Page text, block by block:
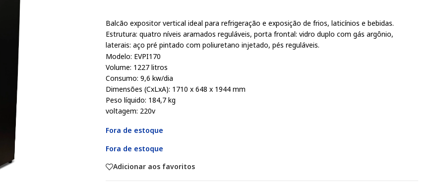
Balcão expositor vertical ideal para refrigeração e exposição de frios, laticínios e bebidas.
Estrutura: quatro níveis aramados reguláveis, porta frontal: vidro duplo com gás argônio,
laterais: aço pré pintado com poliuretano injetado, pés reguláveis.
Modelo: EVPI170
Volume: 1227 litros
Consumo: 9,6 kw/dia
Dimensões (CxLxA): 1710 x 648 x 1944 mm
Peso líquido: 184,7 kg
voltagem: 220v
Fora de estoque
Fora de estoque
Adicionar aos favoritos